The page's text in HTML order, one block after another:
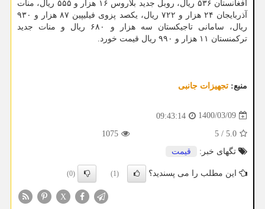
افغانستان ۵۳۶ ریال، روبل جدید بلاروس ۱۶ هزار و ۵۵۵ ریال، منات
آذربایجان ۲۴ هزار و ۷۲۲ ریال، یکصد پزوی فیلیپین ۸۷ هزار و ۹۳۰
ریال، سامانی تاجیکستان سه هزار و ۶۸۰ ریال و منات جدید
ترکمنستان ۱۱ هزار و ۹۹۰ ریال قیمت خورد.
منبع: تجهیزات جانبی
1400/03/09
09:43:14
5.0
/
5
1075
تگهای خبر:
قیمت
این مطلب را می پسندید؟ (1)
(0)
X